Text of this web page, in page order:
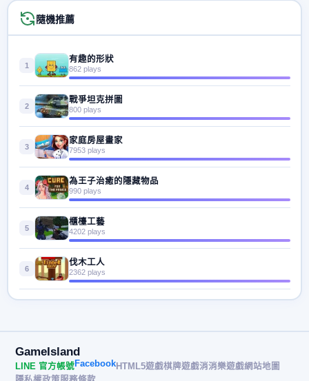
隨機推薦
1
有趣的形狀
862 plays
2
戰爭坦克拼圖
800 plays
3
家庭房屋畫家
7953 plays
4
為王子治癒的隱藏物品
990 plays
5
櫃檯工藝
4202 plays
6
伐木工人
2362 plays
GameIsland
LINE 官方帳號FacebookHTML5遊戲棋牌遊戲消消樂遊戲網站地圖